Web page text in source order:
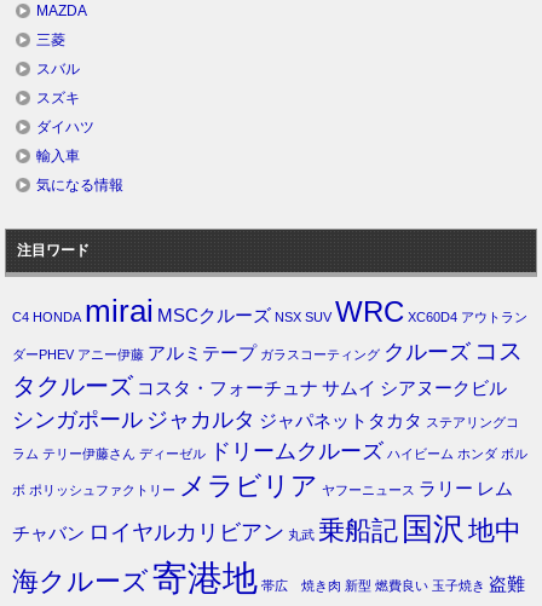
MAZDA
三菱
スバル
スズキ
ダイハツ
輸入車
気になる情報
注目ワード
C4 HONDA mirai MSCクルーズ NSX SUV WRC XC60D4 アウトラン
ダーPHEV アニー伊藤 アルミテープ ガラスコーティング クルーズ コス
タクルーズ コスタ・フォーチュナ サムイ シアヌークビル
シンガポール ジャカルタ ジャパネットタカタ ステアリングコ
ラム テリー伊藤さん ディーゼル ドリームクルーズ ハイビーム ホンダ ボル
ボ ポリッシュファクトリー メラビリア ヤフーニュース ラリー レム
チャバン ロイヤルカリビアン 丸武 乗船記 国沢 地中
海クルーズ寄港地 帯広 焼き肉 新型 燃費良い 玉子焼き 盗難